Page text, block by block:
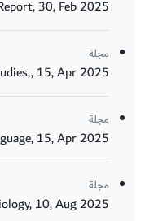
30, Feb 2025
مجلة
15, Apr 2025
مجلة
15, Apr 2025
مجلة
10, Aug 2025